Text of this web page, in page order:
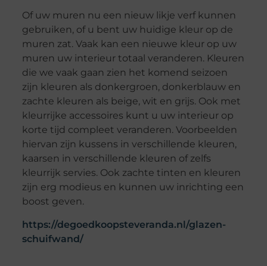
Of uw muren nu een nieuw likje verf kunnen
gebruiken, of u bent uw huidige kleur op de
muren zat. Vaak kan een nieuwe kleur op uw
muren uw interieur totaal veranderen. Kleuren
die we vaak gaan zien het komend seizoen
zijn kleuren als donkergroen, donkerblauw en
zachte kleuren als beige, wit en grijs. Ook met
kleurrijke accessoires kunt u uw interieur op
korte tijd compleet veranderen. Voorbeelden
hiervan zijn kussens in verschillende kleuren,
kaarsen in verschillende kleuren of zelfs
kleurrijk servies. Ook zachte tinten en kleuren
zijn erg modieus en kunnen uw inrichting een
boost geven.
https://degoedkoopsteveranda.nl/glazen-
schuifwand/